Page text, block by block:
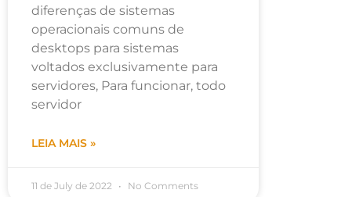
diferenças de sistemas
operacionais comuns de
desktops para sistemas
voltados exclusivamente para
servidores, Para funcionar, todo
servidor
LEIA MAIS »
11 de July de 2022 No Comments